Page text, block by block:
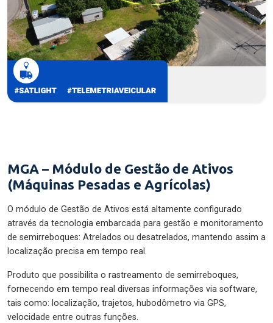
MGA – Módulo de Gestão de Ativos
(Máquinas Pesadas e Agrícolas)
O módulo de Gestão de Ativos está altamente configurado
através da tecnologia embarcada para gestão e monitoramento
de semirreboques: Atrelados ou desatrelados, mantendo assim a
localização precisa em tempo real.
Produto que possibilita o rastreamento de semirreboques,
fornecendo em tempo real diversas informações via software,
tais como: localização, trajetos, hubodômetro via GPS,
velocidade entre outras funções.